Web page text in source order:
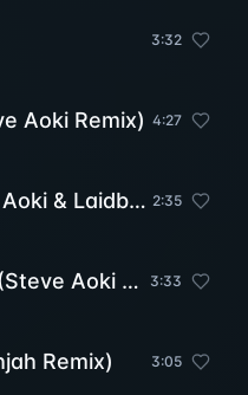
3:32
Aoki Remix) 4:27
3 Days (Steve Aoki & Laidback Luke Remix) 2:35
Heavenly Hell (Steve Aoki & Blasterjaxx Remix) 3:33
Remix) 3:05